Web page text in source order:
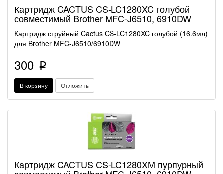
Картридж CACTUS CS-LC1280XC голубой
совместимый Brother MFC-J6510, 6910DW
Картридж струйный Cactus CS-LC1280XC голубой (16.6мл)
для Brother MFC-J6510/6910DW
300 p
В корзину Отложить
Картридж CACTUS CS-LC1280XM пурпурный